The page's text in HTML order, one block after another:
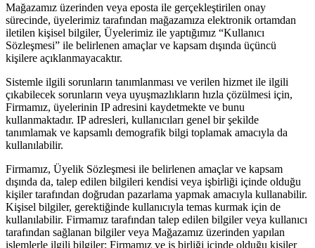
Mağazamız üzerinden veya eposta ile gerçekleştirilen onay
sürecinde, üyelerimiz tarafından mağazamıza elektronik ortamdan
iletilen kişisel bilgiler, Üyelerimiz ile yaptığımız “Kullanıcı
Sözleşmesi” ile belirlenen amaçlar ve kapsam dışında üçüncü
kişilere açıklanmayacaktır.
Sistemle ilgili sorunların tanımlanması ve verilen hizmet ile ilgili
çıkabilecek sorunların veya uyuşmazlıkların hızla çözülmesi için,
Firmamız, üyelerinin IP adresini kaydetmekte ve bunu
kullanmaktadır. IP adresleri, kullanıcıları genel bir şekilde
tanımlamak ve kapsamlı demografik bilgi toplamak amacıyla da
kullanılabilir.
Firmamız, Üyelik Sözleşmesi ile belirlenen amaçlar ve kapsam
dışında da, talep edilen bilgileri kendisi veya işbirliği içinde olduğu
kişiler tarafından doğrudan pazarlama yapmak amacıyla kullanabilir.
Kişisel bilgiler, gerektiğinde kullanıcıyla temas kurmak için de
kullanılabilir. Firmamız tarafından talep edilen bilgiler veya kullanıcı
tarafından sağlanan bilgiler veya Mağazamız üzerinden yapılan
işlemlerle ilgili bilgiler; Firmamız ve iş birliği içinde olduğu kişiler